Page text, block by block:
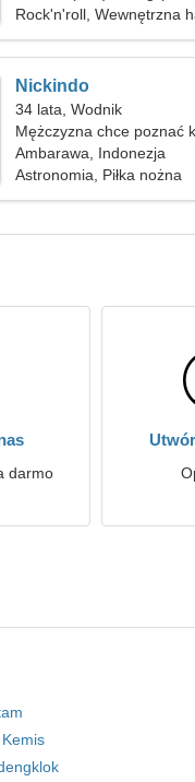
Rock'n'roll, Wewnętrzna
Nickindo
34 lata, Wodnik
Mężczyzna chce poznać
Ambarawa, Indonezja
Astronomia, Piłka nożna
darmo